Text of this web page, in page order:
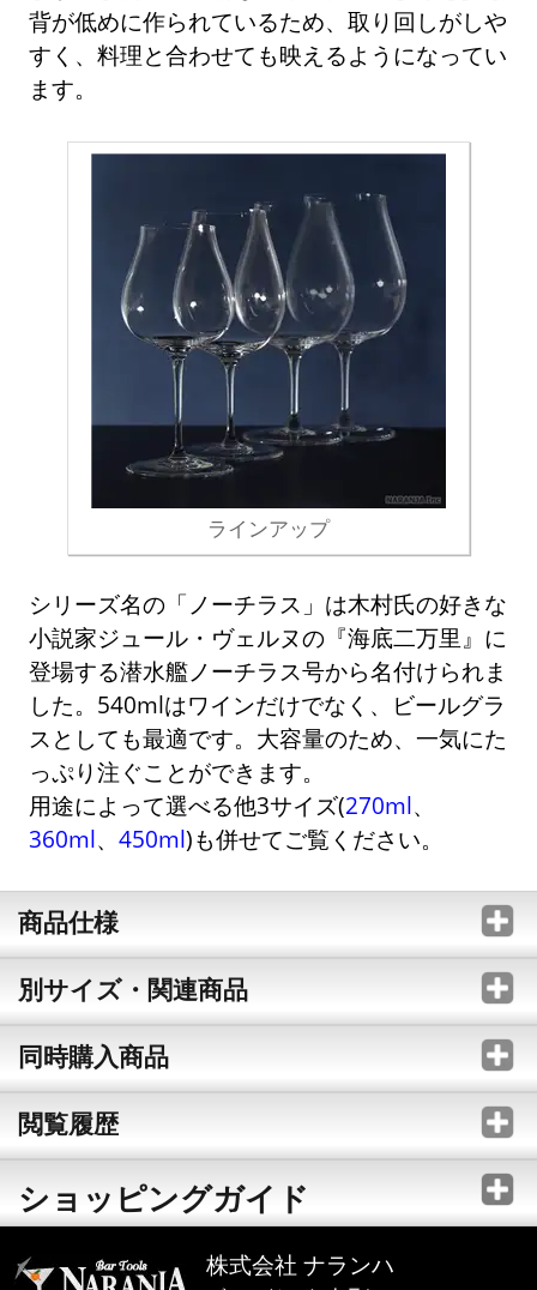
背が低めに作られているため、取り回しがしや
すく、料理と合わせても映えるようになってい
ます。
ラインアップ
シリーズ名の「ノーチラス」は木村氏の好きな
小説家ジュール・ヴェルヌの『海底二万里』に
登場する潜水艦ノーチラス号から名付けられま
した。540mlはワインだけでなく、ビールグラ
スとしても最適です。大容量のため、一気にた
っぷり注ぐことができます。
用途によって選べる他3サイズ(270ml、
360ml、450ml)も併せてご覧ください。
商品仕様
別サイズ・関連商品
同時購入商品
閲覧履歴
ショッピングガイド
株式会社 ナランハ